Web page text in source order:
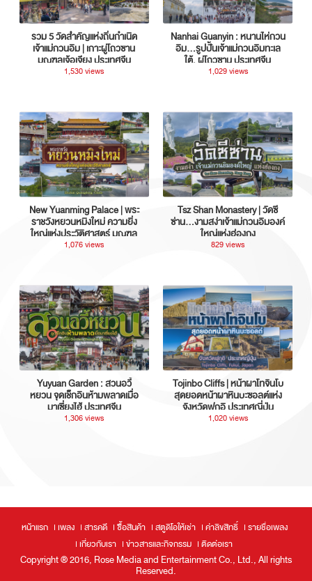
รวม 5 วัดสำคัญแห่งถิ่นกำเนิด
เจ้าแม่กวนอิม | เกาะผู่โถวซาน
มณฑลเจ้อเจียง ประเทศจีน
1,530 views
Nanhai Guanyin : หนานไห่กวน
อิม...รูปปั้นเจ้าแม่กวนอิมทะเล
ใต้, ผู่โถวซาน ประเทศจีน
1,029 views
New Yuanming Palace | พระ
ราชวังหยวนหมิงใหม่ ความยิ่ง
ใหญ่แห่งประวัติศาสตร์ มณฑล
กวางตุ้ง ประเทศจีน
1,076 views
Tsz Shan Monastery | วัดซี
ซ่าน…งามสง่าเจ้าแม่กวนอิมองค์
ใหญ่แห่งฮ่องกง
829 views
Yuyuan Garden : สวนอวี้
หยวน จุดเช็กอินห้ามพลาดเมื่อ
มาเซี่ยงไฮ้ ประเทศจีน
1,306 views
Tojinbo Cliffs | หน้าผาโทจินโบ
สุดยอดหน้าผาหินบะซอลต์แห่ง
จังหวัดฟุกุอิ ประเทศญี่ปุ่น
1,020 views
หน้าแรก เพลง สารคดี ซื้อสินค้า สตูดิโอให้เช่า ค่าลิขสิทธิ์
รายชื่อเพลง
เกี่ยวกับเรา
ข่าวสารและกิจกรรม ติดต่อเรา
Copyright ® 2016, Rose Media and Entertainment Co., Ltd., All rights
Reserved.